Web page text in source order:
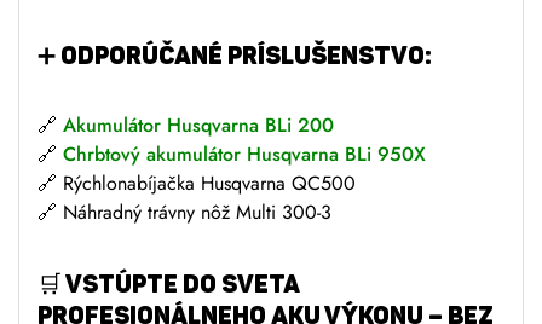
➕ ODPORÚČANÉ PRÍSLUŠENSTVO:
🔗 Akumulátor Husqvarna BLi 200
🔗 Chrbtový akumulátor Husqvarna BLi 950X
🔗 Rýchlonabíjačka Husqvarna QC500
🔗 Náhradný trávny nôž Multi 300-3
🛒VSTÚPTE DO SVETA
PROFESIONÁLNEHO AKU VÝKONU – BEZ